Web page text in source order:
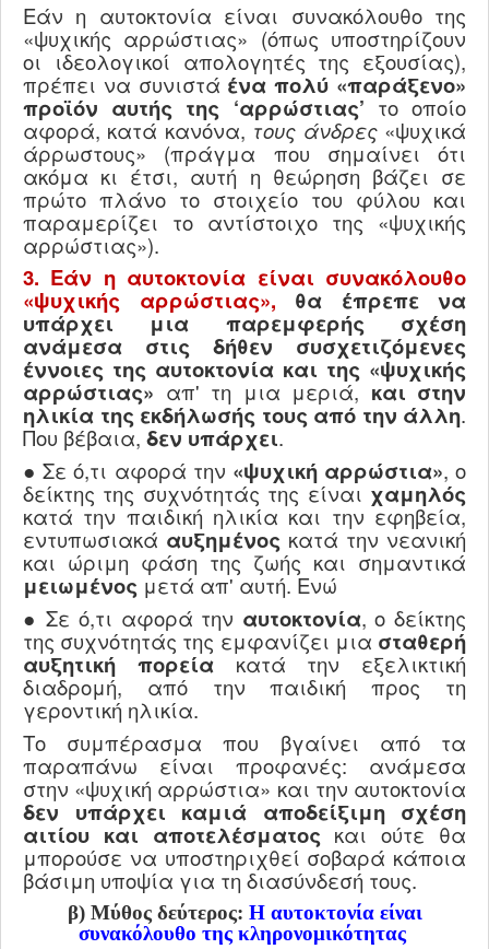
Εάν η αυτοκτονία είναι συνακόλουθο της
«ψυχικής αρρώστιας» (όπως υποστηρίζουν
οι ιδεολογικοί απολογητές της εξουσίας),
πρέπει να συνιστά ένα πολύ «παράξενο»
προϊόν αυτής της ‘αρρώστιας’ το οποίο
αφορά, κατά κανόνα, τους άνδρες«ψυχικά
άρρωστους» (πράγμα που σημαίνει ότι
ακόμα κι έτσι, αυτή η θεώρηση βάζει σε
πρώτο πλάνο το στοιχείο του φύλου και
παραμερίζει το αντίστοιχο της «ψυχικής
αρρώστιας»).
3. Εάν η αυτοκτονία είναι συνακόλουθο
«ψυχικής αρρώστιας», θα έπρεπε να
υπάρχει μια παρεμφερής σχέση
ανάμεσα στις δήθεν συσχετιζόμενες
έννοιες της αυτοκτονία και της «ψυχικής
αρρώστιας» απ' τη μια μεριά, και στην
ηλικία της εκδήλωσής τους από την άλλη.
Που βέβαια, δεν υπάρχει.
● Σε ό,τι αφορά την «ψυχική αρρώστια», ο
δείκτης της συχνότητάς της είναι χαμηλός
κατά την παιδική ηλικία και την εφηβεία,
εντυπωσιακά αυξημένος κατά την νεανική
και ώριμη φάση της ζωής και σημαντικά
μειωμένος μετά απ' αυτή. Ενώ
● Σε ό,τι αφορά την αυτοκτονία, ο δείκτης
της συχνότητάς της εμφανίζει μια σταθερή
αυξητική πορείακατά την εξελικτική
διαδρομή, από την παιδική προς τη
γεροντική ηλικία.
Tο συμπέρασμα που βγαίνει από τα
παραπάνω είναι προφανές: ανάμεσα
στην «ψυχική αρρώστια» και την αυτοκτονία
δεν υπάρχει καμιά αποδείξιμη σχέση
αιτίου και αποτελέσματος και ούτε θα
μπορούσε να υποστηριχθεί σοβαρά κάποια
βάσιμη υποψία για τη διασύνδεσή τους.
β) Μύθος δεύτερος: Η αυτοκτονία είναι
συνακόλουθο της κληρονομικότητας